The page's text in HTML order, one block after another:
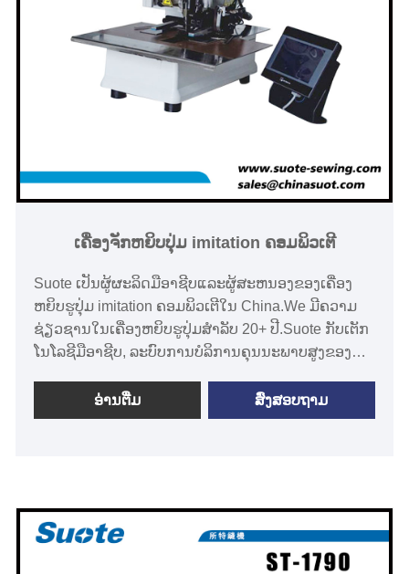
ເຄື່ອງຈັກຫຍິບປຸ່ມ imitation ຄອມພິວເຕີ
Suote ເປັນຜູ້ຜະລິດມືອາຊີບແລະຜູ້ສະຫນອງຂອງເຄື່ອງ
ຫຍິບຮູປຸ່ມ imitation ຄອມພິວເຕີໃນ China.We ມີຄວາມ
ຊ່ຽວຊານໃນເຄື່ອງຫຍິບຮູປຸ່ມສໍາລັບ 20+ ປີ.Suote ກັບເຕັກ
ໂນໂລຊີມືອາຊີບ, ລະບົບການບໍລິການຄຸນນະພາບສູງຂອງທີ່
ພັດທະນາເຄື່ອງຈັກພິເສດ. ຕໍ່ໄປນີ້ແມ່ນກ່ຽວກັບຂໍ້ມູນລາຍ
ລະອຽດຂອງຜະລິດຕະພັນແລະຂໍ້ກໍາຫນົດເພື່ອຊ່ວຍໃຫ້
ອ່ານ​ຕື່ມ ສົ່ງສອບຖາມ